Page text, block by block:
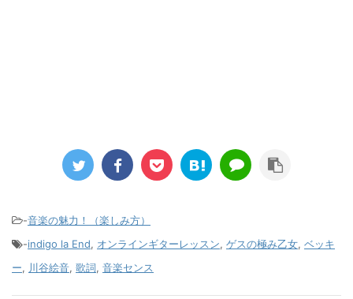
-音楽の魅力！（楽しみ方）
-indigo la End, オンラインギターレッスン, ゲスの極み乙女, ベッキ
ー, 川谷絵音, 歌詞, 音楽センス